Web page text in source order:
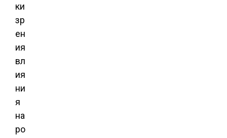
ки
зр
ен
ия
вл
ия
ни
я
на
ро